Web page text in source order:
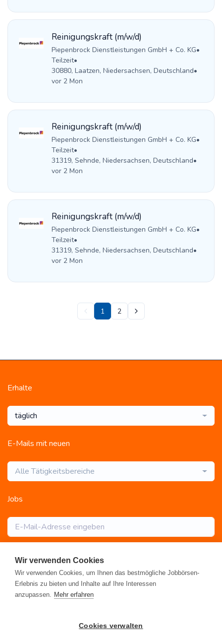
Reinigungskraft (m/w/d)
Piepenbrock Dienstleistungen GmbH + Co. KG•
Teilzeit•
30880, Laatzen, Niedersachsen, Deutschland•
vor 2 Mon
Reinigungskraft (m/w/d)
Piepenbrock Dienstleistungen GmbH + Co. KG•
Teilzeit•
31319, Sehnde, Niedersachsen, Deutschland•
vor 2 Mon
Reinigungskraft (m/w/d)
Piepenbrock Dienstleistungen GmbH + Co. KG•
Teilzeit•
31319, Sehnde, Niedersachsen, Deutschland•
vor 2 Mon
1 2
Erhalte
täglich
E-Mails mit neuen
Alle Tätigkeitsbereiche
Jobs
Abonnieren
Alle Jobs Blog Rahmen- und Lohntarifvertrag
Datenschutz•FAQ•Impressum
Wir verwenden Cookies
Wir verwenden Cookies, um Ihnen das bestmögliche Jobbörsen-
Erlebnis zu bieten und Inhalte auf Ihre Interessen
anzupassen. Mehr erfahren
Cookies verwalten